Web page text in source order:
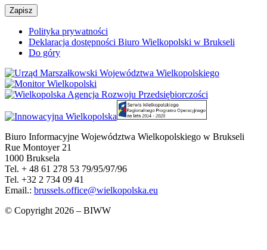
Polityka prywatności
Deklaracja dostępności Biuro Wielkopolski w Brukseli
Do góry
Biuro Informacyjne Województwa Wielkopolskiego w Brukseli
Rue Montoyer 21
1000 Bruksela
Tel. + 48 61 278 53 79/95/97/96
Tel. +32 2 734 09 41
Email.: brussels.office@wielkopolska.eu
© Copyright 2026 – BIWW